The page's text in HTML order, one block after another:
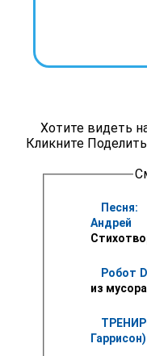
Хотите видеть
Кликните
Робот
из мусора
Гаррисон)